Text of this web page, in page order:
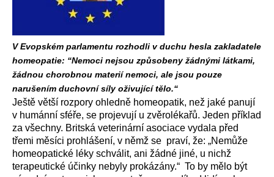
V Evopském parlamentu rozhodli v duchu hesla zakladatele
homeopatie: “Nemoci nejsou způsobeny žádnými látkami,
žádnou chorobnou materií nemoci, ale jsou pouze
narušením duchovní síly oživující tělo.“
Ještě větší rozpory ohledně homeopatik, než jaké panují
v humánní sféře, se projevují u zvěrolékařů. Jeden příklad
za všechny. Britská veterinární asociace vydala před
třemi měsíci prohlášení, v němž se praví, že: „Nemůže
homeopatické léky schválit, ani žádné jiné, u nichž
terapeutické účinky nebyly prokázány.“ To by mělo být